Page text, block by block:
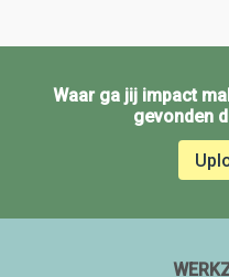
Waar ga jij impact
gevonden